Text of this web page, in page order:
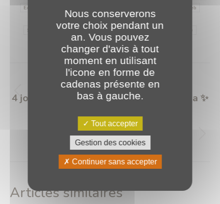
Equipe de PLANET Bourgogne Hébergement web
Ingénierie PLANET B PLANET Bourgogne
Sur-mesure logiciel Team PLANET B team PLANET Bourgogne
NavigationPRÉCÉDENT
Article
:
4 jours riches en découvertes pour Sacha ✨
SUIVANT
Article
suivant
:
Meilleurs vœux 2025 🪩
Articles similaires
Nous conserverons
votre choix pendant un
an. Vous pouvez
changer d'avis à tout
moment en utilisant
l'icone en forme de
cadenas présente en
bas à gauche.
Tout accepter
Gestion des cookies
Continuer sans accepter